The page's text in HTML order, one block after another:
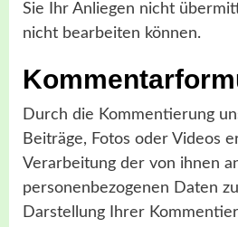
Sie Ihr Anliegen nicht
nicht bearbeiten können.
Durch die Kommentierung
Beiträge, Fotos oder Videos
Verarbeitung der von ihnen
personenbezogenen Daten
Darstellung Ihrer